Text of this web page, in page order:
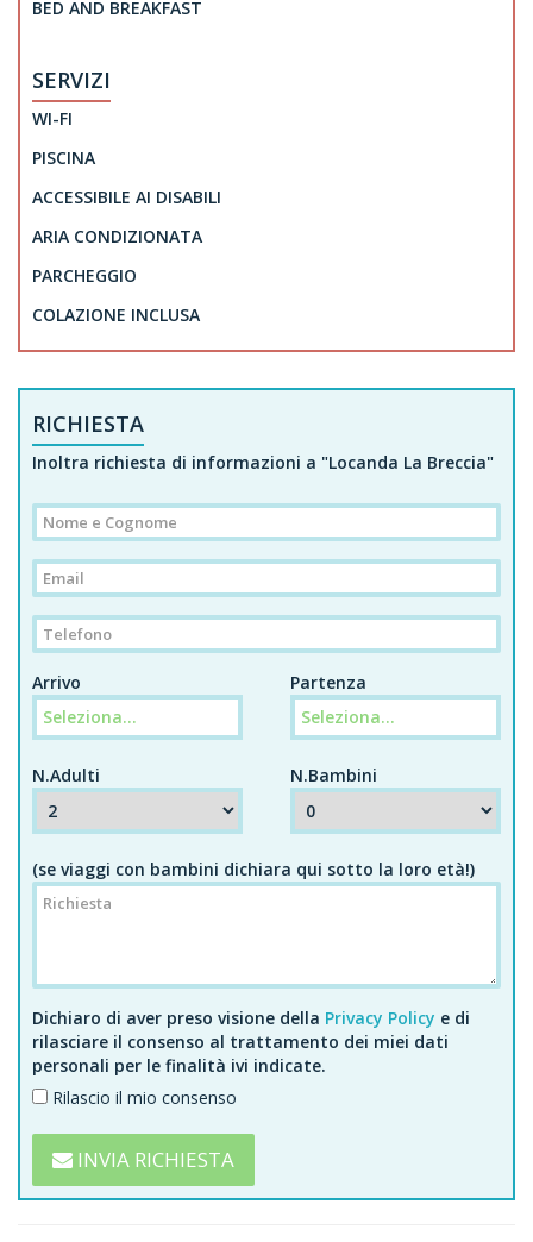
BED AND BREAKFAST
SERVIZI
WI-FI
PISCINA
ACCESSIBILE AI DISABILI
ARIA CONDIZIONATA
PARCHEGGIO
COLAZIONE INCLUSA
RICHIESTA
Inoltra richiesta di informazioni a "Locanda La Breccia"
Arrivo Partenza
N.Adulti N.Bambini
(se viaggi con bambini dichiara qui sotto la loro età!)
Dichiaro di aver preso visione della Privacy Policy e di
rilasciare il consenso al trattamento dei miei dati
personali per le finalità ivi indicate.
Rilascio il mio consenso
INVIA RICHIESTA